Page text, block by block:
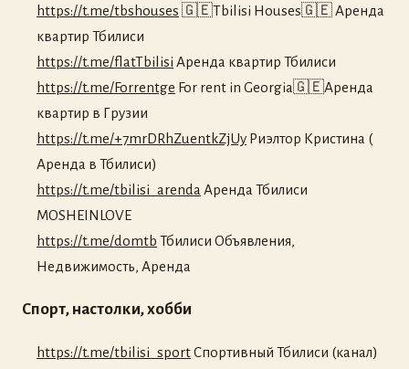
https://t.me/tbshouses 🇬🇪Tbilisi Houses🇬🇪 Аренда
квартир Тбилиси
https://t.me/flatTbilisi Аренда квартир Тбилиси
https://t.me/Forrentge For rent in Georgia🇬🇪Аренда
квартир в Грузии
https://t.me/+7mrDRhZuentkZjUy Риэлтор Кристина (
Аренда в Тбилиси)
https://t.me/tbilisi_arenda Аренда Тбилиси
MOSHEINLOVE
https://t.me/domtb Тбилиси Объявления,
Недвижимость, Аренда
Спорт, настолки, хобби
https://t.me/tbilisi_sportСпортивный Тбилиси (канал)